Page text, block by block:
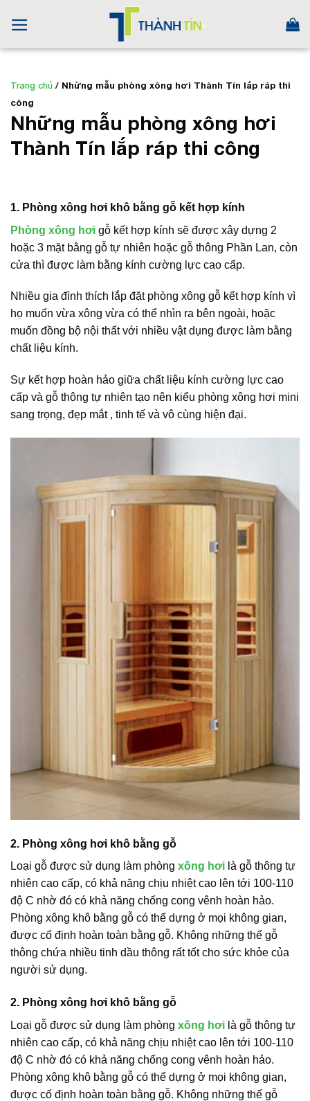
Trang chủ / Những mẫu phòng xông hơi Thành Tín lắp ráp thi
công
Những mẫu phòng xông hơi
Thành Tín lắp ráp thi công
1. Phòng xông hơi khô bằng gỗ kết hợp kính
Phòng xông hơi gỗ kết hợp kính sẽ được xây dựng 2
hoặc 3 mặt bằng gỗ tự nhiên hoặc gỗ thông Phần Lan, còn
cửa thì được làm bằng kính cường lực cao cấp.
Nhiều gia đình thích lắp đặt phòng xông gỗ kết hợp kính vì
họ muốn vừa xông vừa có thể nhìn ra bên ngoài, hoặc
muốn đồng bộ nội thất với nhiều vật dụng được làm bằng
chất liệu kính.
Sự kết hợp hoàn hảo giữa chất liệu kính cường lực cao
cấp và gỗ thông tự nhiên tạo nên kiểu phòng xông hơi mini
sang trọng, đẹp mắt , tinh tế và vô cùng hiện đại.
2. Phòng xông hơi khô bằng gỗ
Loại gỗ được sử dụng làm phòng xông hơi là gỗ thông tự
nhiên cao cấp, có khả năng chịu nhiệt cao lên tới 100-110
độ C nhờ đó có khả năng chống cong vênh hoàn hảo.
Phòng xông khô bằng gỗ có thể dựng ở mọi không gian,
được cố định hoàn toàn bằng gỗ. Không những thế gỗ
thông chứa nhiều tinh dầu thông rất tốt cho sức khỏe của
người sử dụng.
2. Phòng xông hơi khô bằng gỗ
Loại gỗ được sử dụng làm phòng xông hơi là gỗ thông tự
nhiên cao cấp, có khả năng chịu nhiệt cao lên tới 100-110
độ C nhờ đó có khả năng chống cong vênh hoàn hảo.
Phòng xông khô bằng gỗ có thể dựng ở mọi không gian,
được cố định hoàn toàn bằng gỗ. Không những thế gỗ